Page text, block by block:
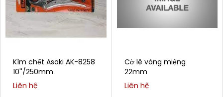
Kìm chết Asaki AK-8258
10''/250mm
Liên hệ
Cờ lê vòng miệng
22mm
Liên hệ